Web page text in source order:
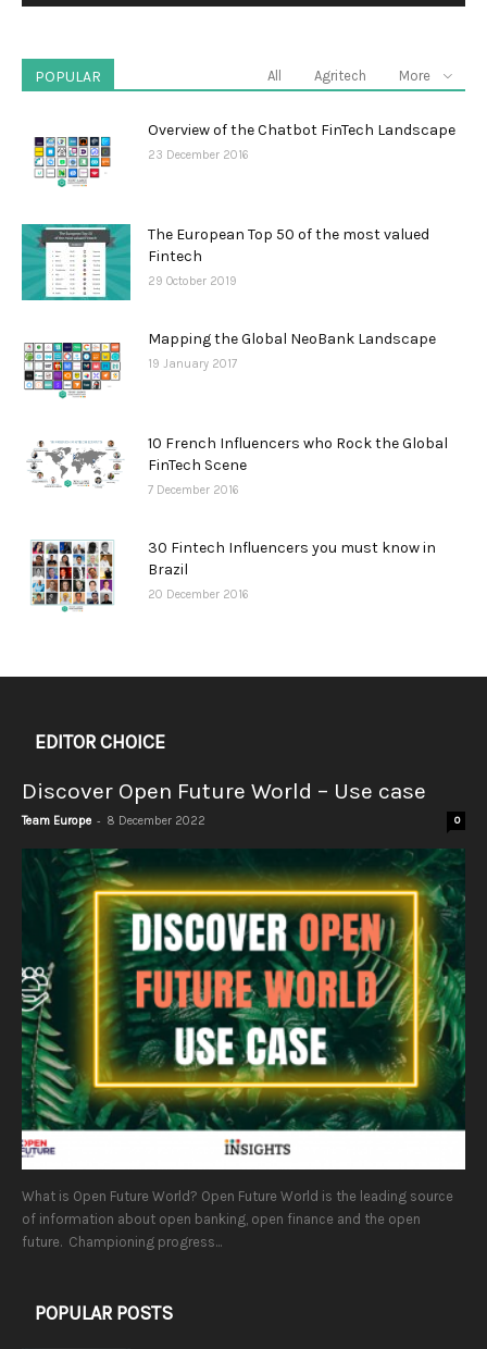
POPULAR All Agritech More
Overview of the Chatbot FinTech Landscape
23 December 2016
The European Top 50 of the most valued
Fintech
29 October 2019
Mapping the Global NeoBank Landscape
19 January 2017
10 French Influencers who Rock the Global
FinTech Scene
7 December 2016
30 Fintech Influencers you must know in
Brazil
20 December 2016
EDITOR CHOICE
Discover Open Future World – Use case
Team Europe - 8 December 2022 0
What is Open Future World? Open Future World is the leading source
of information about open banking, open finance and the open
future. Championing progress...
POPULAR POSTS